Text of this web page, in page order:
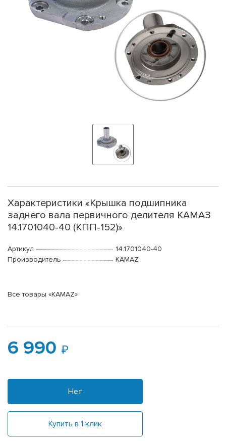
Характеристики «Крышка подшипника
заднего вала первичного делителя КАМАЗ
14.1701040-40 (КПП-152)»
Артикул
14.1701040-40
Производитель
KAMAZ
Все товары «KAMAZ»
6 990
Нет
Купить в 1 клик